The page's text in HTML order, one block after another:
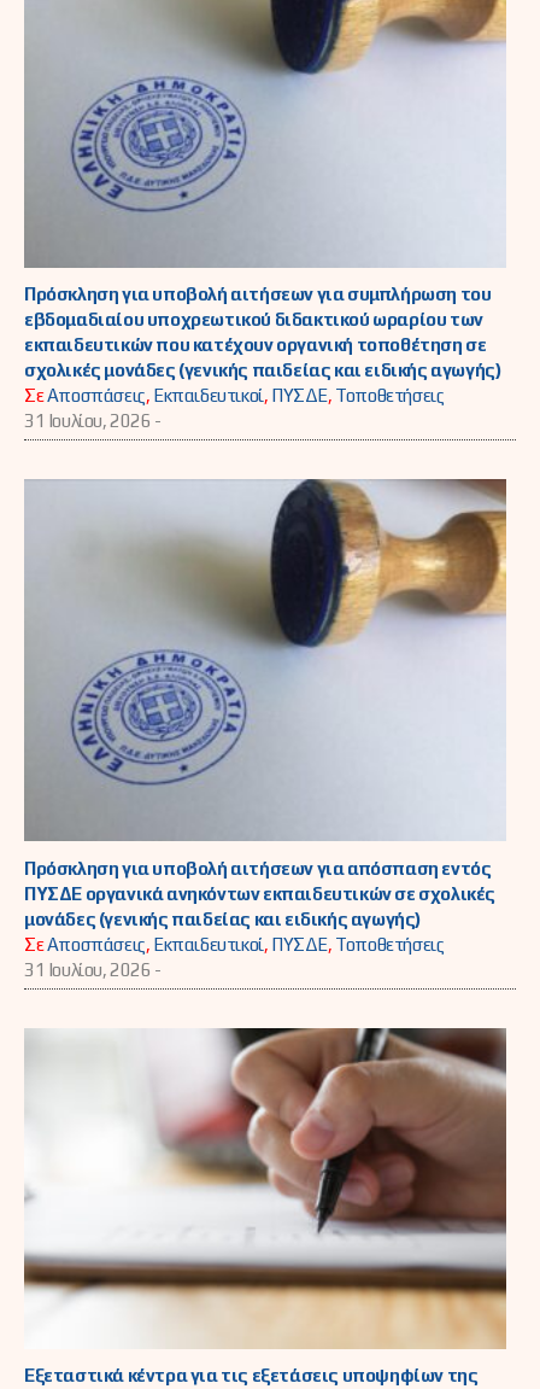
Πρόσκληση για υποβολή αιτήσεων για συμπλήρωση του
εβδομαδιαίου υποχρεωτικού διδακτικού ωραρίου των
εκπαιδευτικών που κατέχουν οργανική τοποθέτηση σε
σχολικές μονάδες (γενικής παιδείας και ειδικής αγωγής)
ΣεΑποσπάσεις, Εκπαιδευτικοί, ΠΥΣΔΕ, Τοποθετήσεις
31 Ιουλίου, 2026 -
Πρόσκληση για υποβολή αιτήσεων για απόσπαση εντός
ΠΥΣΔΕ οργανικά ανηκόντων εκπαιδευτικών σε σχολικές
μονάδες (γενικής παιδείας και ειδικής αγωγής)
ΣεΑποσπάσεις, Εκπαιδευτικοί, ΠΥΣΔΕ, Τοποθετήσεις
31 Ιουλίου, 2026 -
Εξεταστικά κέντρα για τις εξετάσεις υποψηφίων της